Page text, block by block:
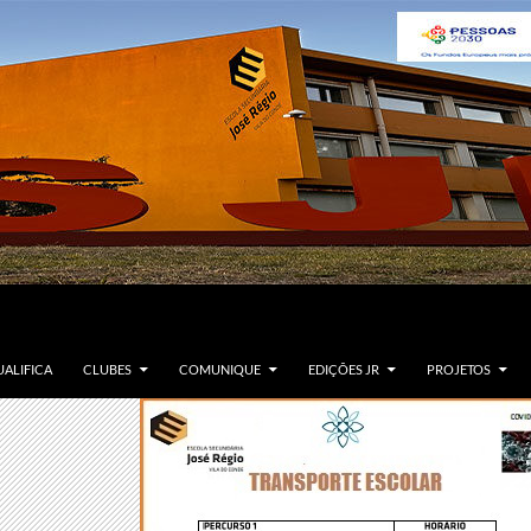
CLUBES COMUNIQUE EDIÇÕES JR PROJETOS